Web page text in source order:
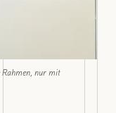
Rahmen, nur mit